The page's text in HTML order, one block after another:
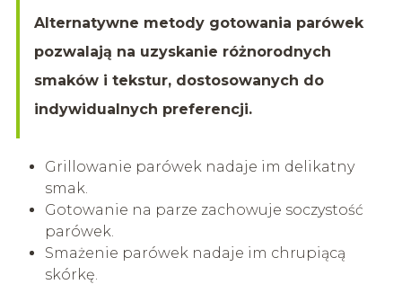
Alternatywne metody gotowania parówek
pozwalają na uzyskanie różnorodnych
smaków i tekstur, dostosowanych do
indywidualnych preferencji.
Grillowanie parówek nadaje im delikatny
smak.
Gotowanie na parze zachowuje soczystość
parówek.
Smażenie parówek nadaje im chrupiącą
skórkę.